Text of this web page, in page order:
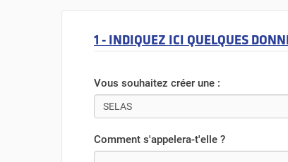
1 - INDIQUEZ ICI QUELQUES
Vous souhaitez créer une :
Comment s'appelera-t'elle ?